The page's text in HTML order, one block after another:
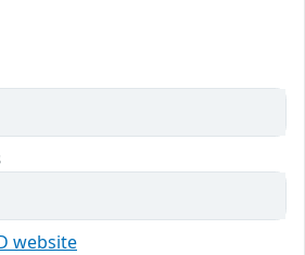
website